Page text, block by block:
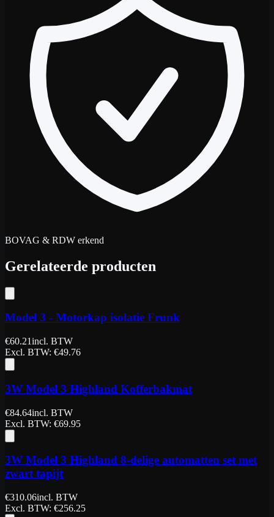
BOVAG & RDW erkend
Gerelateerde producten
Model 3 - Motorkap isolatie Frunk
€60.21incl. BTW
Excl. BTW: €49.76
3W Model 3 Highland Kofferbakmat
€84.64incl. BTW
Excl. BTW: €69.95
3W Model 3 Highland 8-delige automatten set met
zwart tapijt
€310.06incl. BTW
Excl. BTW: €256.25